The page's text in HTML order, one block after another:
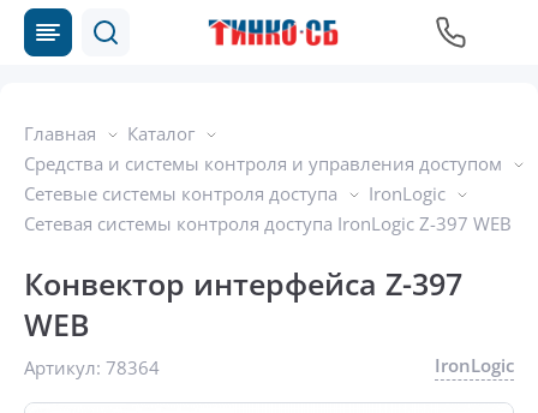
Главная
Каталог
Средства и системы контроля и управления доступом
Сетевые системы контроля доступа
IronLogic
Сетевая системы контроля доступа IronLogic Z-397 WEB
Конвектор интерфейса Z-397
WEB
Артикул: 78364 IronLogic